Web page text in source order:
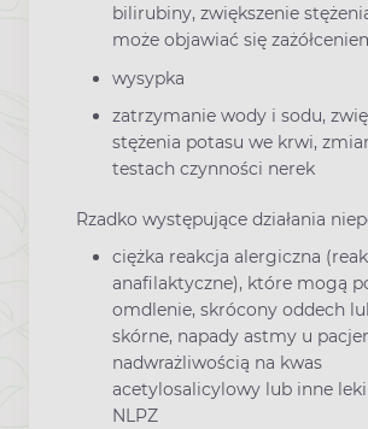
bilirubiny, zwiększenie
może objawiać się
wysypka
zatrzymanie wody i sodu,
stężenia potasu we krwi,
testach czynności nerek
Rzadko występujące działania
ciężka reakcja alergiczna
anafilaktyczne), które mogą
omdlenie, skrócony oddech
skórne, napady astmy u
nadwrażliwością na kwas
acetylosalicylowy lub inne
NLPZ